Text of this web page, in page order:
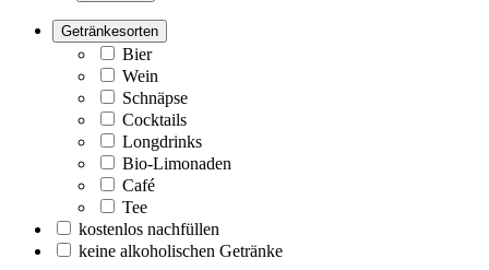
Getränkesorten
Bier
Wein
Schnäpse
Cocktails
Longdrinks
Bio-Limonaden
Café
Tee
kostenlos nachfüllen
keine alkoholischen Getränke